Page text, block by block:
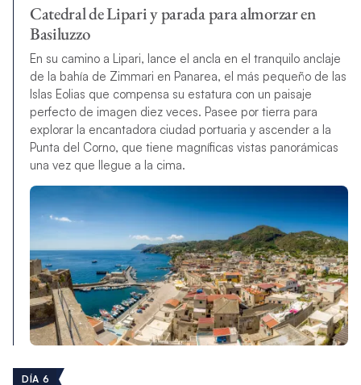
Catedral de Lipari y parada para almorzar en
Basiluzzo
En su camino a Lipari, lance el ancla en el tranquilo anclaje
de la bahía de Zimmari en Panarea, el más pequeño de las
Islas Eolias que compensa su estatura con un paisaje
perfecto de imagen diez veces. Pasee por tierra para
explorar la encantadora ciudad portuaria y ascender a la
Punta del Corno, que tiene magníficas vistas panorámicas
una vez que llegue a la cima.
DÍA 6